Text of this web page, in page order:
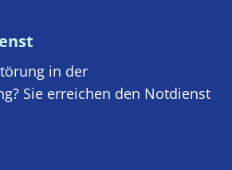
in der
Sie erreichen den Notdienst